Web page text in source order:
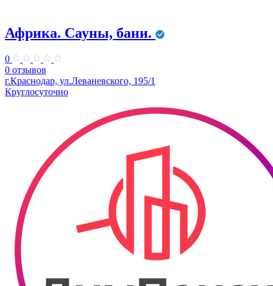
Африка. Сауны, бани.
0
0 отзывов
г.Краснодар, ул.Леваневского, 195/1
Круглосуточно